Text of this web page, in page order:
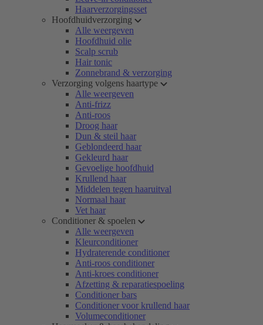
Haarverzorgingsset
Hoofdhuidverzorging
Alle weergeven
Hoofdhuid olie
Scalp scrub
Hair tonic
Zonnebrand & verzorging
Verzorging volgens haartype
Alle weergeven
Anti-frizz
Anti-roos
Droog haar
Dun & steil haar
Geblondeerd haar
Gekleurd haar
Gevoelige hoofdhuid
Krullend haar
Middelen tegen haaruitval
Normaal haar
Vet haar
Conditioner & spoelen
Alle weergeven
Kleurconditioner
Hydraterende conditioner
Anti-roos conditioner
Anti-kroes conditioner
Afzetting & reparatiespoeling
Conditioner bars
Conditioner voor krullend haar
Volumeconditioner